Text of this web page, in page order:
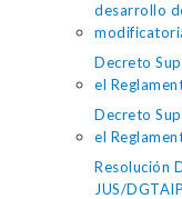
desarrollo
Decreto
el
Decreto
el
Resolución
JUS/